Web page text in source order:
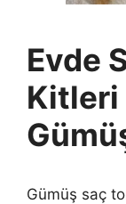
Evde
Kitleri
Gümüş saç